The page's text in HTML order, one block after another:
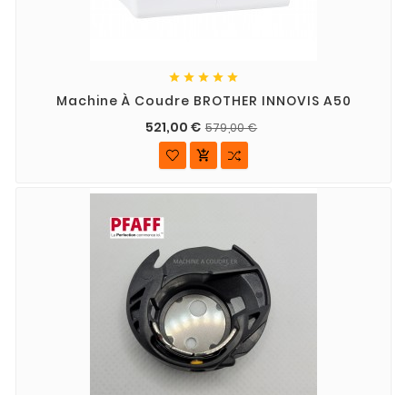
    
Machine À Coudre BROTHER INNOVIS A50
521,00 € 579,00 €
